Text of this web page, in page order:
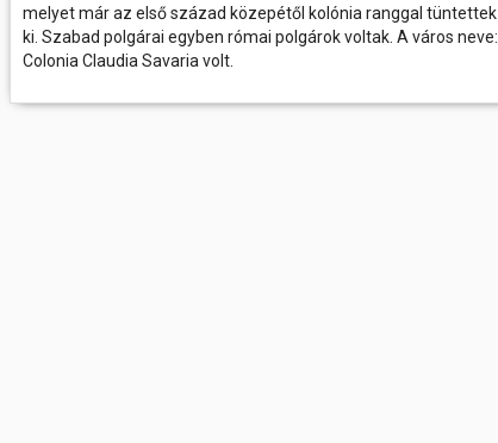
melyet már az első század közepétől kolónia ranggal tüntettek
ki. Szabad polgárai egyben római polgárok voltak. A város neve:
Colonia Claudia Savaria volt.